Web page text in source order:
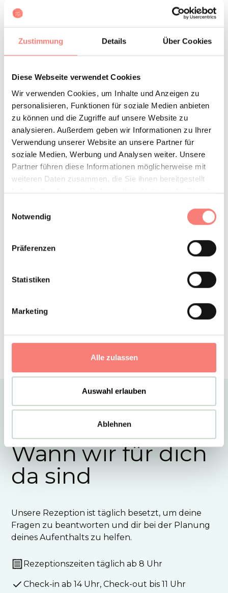
Zustimmung Details Über Cookies
Diese Webseite verwendet Cookies
Wir verwenden Cookies, um Inhalte und Anzeigen zu
personalisieren, Funktionen für soziale Medien anbieten
zu können und die Zugriffe auf unsere Website zu
analysieren. Außerdem geben wir Informationen zu Ihrer
Verwendung unserer Website an unsere Partner für
soziale Medien, Werbung und Analysen weiter. Unsere
Partner führen diese Informationen möglicherweise mit
weiteren Daten zusammen, die Sie ihnen bereitgestellt
haben oder die sie im Rahmen Ihrer Nutzung der Dienste
Notwendig
Präferenzen
Statistiken
Marketing
Alle zulassen
Auswahl erlauben
Ablehnen
Telefon
+43-1-523 33 55
Siebensterngasse 43, 1070 Wien, Österreich
Wann wir für dich
da sind
Unsere Rezeption ist täglich besetzt, um deine
Fragen zu beantworten und dir bei der Planung
deines Aufenthalts zu helfen.
Rezeptionszeiten täglich ab 8 Uhr
Check-in ab 14 Uhr, Check-out bis 11 Uhr